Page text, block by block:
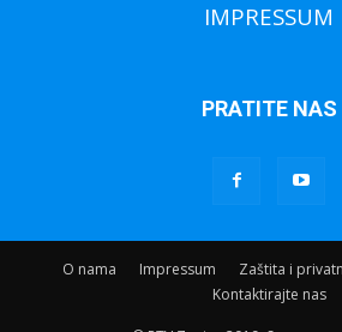
IMPRESSUM
PRATITE NAS
O nama Impressum Zaštita i
Kontaktirajte nas